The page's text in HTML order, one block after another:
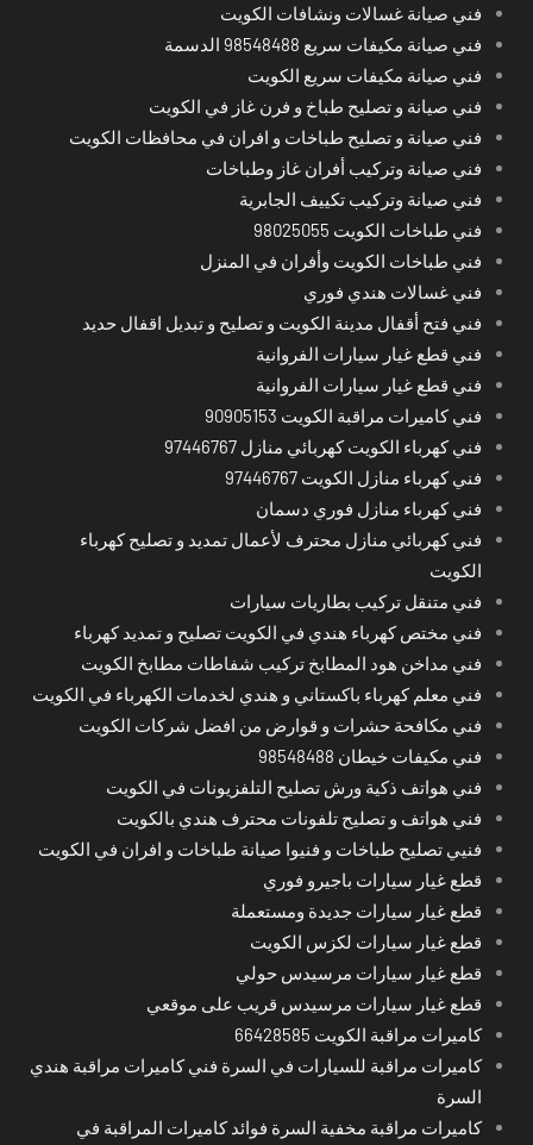
فني صيانة غسالات ونشافات الكويت
فني صيانة مكيفات سريع 98548488 الدسمة
فني صيانة مكيفات سريع الكويت
فني صيانة و تصليح طباخ و فرن غاز في الكويت
فني صيانة و تصليح طباخات و افران في محافظات الكويت
فني صيانة وتركيب أفران غاز وطباخات
فني صيانة وتركيب تكييف الجابرية
فني طباخات الكويت 98025055
فني طباخات الكويت وأفران في المنزل
فني غسالات هندي فوري
فني فتح أقفال مدينة الكويت و تصليح و تبديل اقفال حديد
فني قطع غيار سيارات الفروانية
فني قطع غيار سيارات الفروانية
فني كاميرات مراقبة الكويت 90905153
فني كهرباء الكويت كهربائي منازل 97446767
فني كهرباء منازل الكويت 97446767
فني كهرباء منازل فوري دسمان
فني كهربائي منازل محترف لأعمال تمديد و تصليح كهرباء
الكويت
فني متنقل تركيب بطاريات سيارات
فني مختص كهرباء هندي في الكويت تصليح و تمديد كهرباء
فني مداخن هود المطابخ تركيب شفاطات مطابخ الكويت
فني معلم كهرباء باكستاني و هندي لخدمات الكهرباء في الكويت
فني مكافحة حشرات و قوارض من افضل شركات الكويت
فني مكيفات خيطان 98548488
فني هواتف ذكية ورش تصليح التلفزيونات في الكويت
فني هواتف و تصليح تلفونات محترف هندي بالكويت
فنيي تصليح طباخات و فنيوا صيانة طباخات و افران في الكويت
قطع غيار سيارات باجيرو فوري
قطع غيار سيارات جديدة ومستعملة
قطع غيار سيارات لكزس الكويت
قطع غيار سيارات مرسيدس حولي
قطع غيار سيارات مرسيدس قريب على موقعي
كاميرات مراقبة الكويت 66428585
كاميرات مراقبة للسيارات في السرة فني كاميرات مراقبة هندي
السرة
كاميرات مراقبة مخفية السرة فوائد كاميرات المراقبة في